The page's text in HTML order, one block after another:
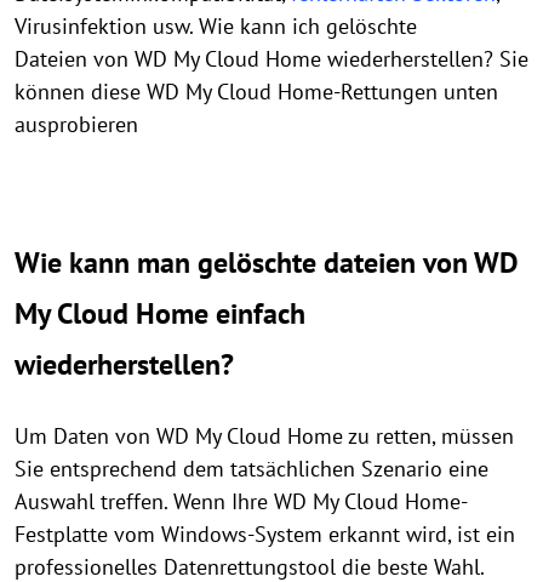
Virusinfektion usw. Wie kann ich gelöschte
Dateien von WD My Cloud Home wiederherstellen? Sie
können diese WD My Cloud Home-Rettungen unten
ausprobieren
Wie kann man gelöschte dateien von WD
My Cloud Home einfach
wiederherstellen?
Um Daten von WD My Cloud Home zu retten, müssen
Sie entsprechend dem tatsächlichen Szenario eine
Auswahl treffen. Wenn Ihre WD My Cloud Home-
Festplatte vom Windows-System erkannt wird, ist ein
professionelles Datenrettungstool die beste Wahl.